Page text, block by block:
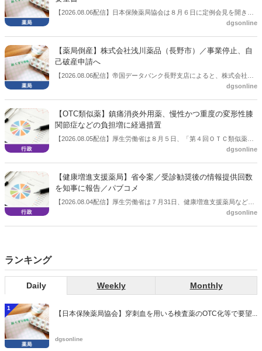
【2026.08.06配信】日本保険薬局協会は８月６日に定例会見を開き、
「穿刺血を用いる検査薬のOTC化等に関する要望書」を厚生労働省 医
dgsonline
【薬局倒産】株式会社浅川薬品（長野市）／事業停止、自
己破産申請へ
【2026.08.06配信】帝国データバンク長野支店によると、株式会社浅
川薬品（長野市）は7月31日に事業を停止し、自己破産申請の準備に
dgsonline
【OTC類似薬】鎮痛消炎外用薬、慢性かつ重度の変形性膝
関節症などの負担増に経過措置
【2026.08.05配信】厚生労働省は８月５日、「第４回ＯＴＣ類似薬の
保険給付の見直しの実施に向けた技術的検討会」を開催。「中間とり
会等に報告し、令和８年秋頃を目途に結論を得る予定。
dgsonline
【健康増進支援薬局】省令案／受診勧奨後の情報提供回数
を知事に報告／パブコメ
【2026.08.04配信】厚生労働省は７月31日、健康増進支援薬局などに
関する省令案を示し、パブコメを開始した。受診勧奨を行った後に、
dgsonline
ランキング
Daily Weekly Monthly
1
【日本保険薬局協会】穿刺血を用いる検査薬のOTC化等で要望...
dgsonline